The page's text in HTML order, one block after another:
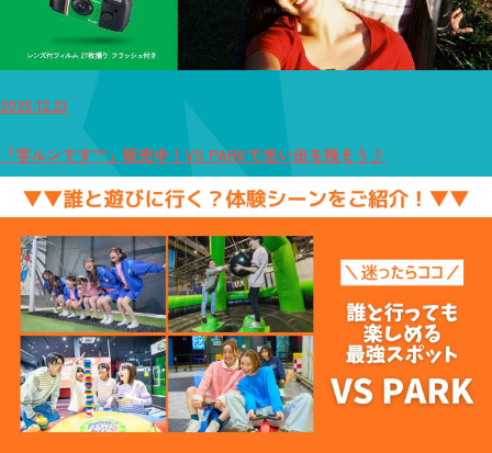
2025.12.23
「写ルンです™」販売中！VS PARKで思い出を残そう♪